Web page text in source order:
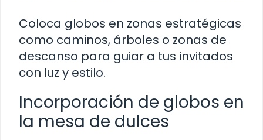
Coloca globos en zonas estratégicas
como caminos, árboles o zonas de
descanso para guiar a tus invitados
con luz y estilo.
Incorporación de globos en
la mesa de dulces